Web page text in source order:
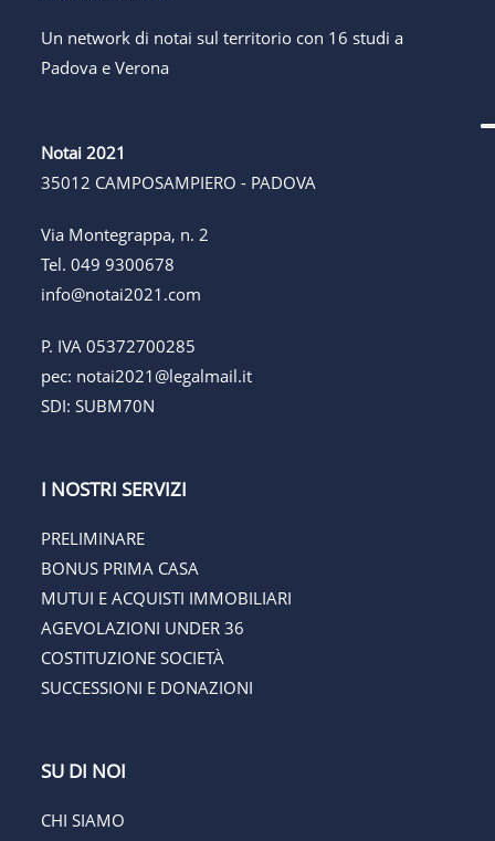
Un network di notai sul territorio con 16 studi a
Padova e Verona
Notai 2021
35012 CAMPOSAMPIERO - PADOVA
Via Montegrappa, n. 2
Tel.049 9300678
info@notai2021.com
P. IVA 05372700285
pec: notai2021@legalmail.it
SDI: SUBM70N
I NOSTRI SERVIZI
PRELIMINARE
BONUS PRIMA CASA
MUTUI E ACQUISTI IMMOBILIARI
AGEVOLAZIONI UNDER 36
COSTITUZIONE SOCIETÀ
SUCCESSIONI E DONAZIONI
SU DI NOI
CHI SIAMO